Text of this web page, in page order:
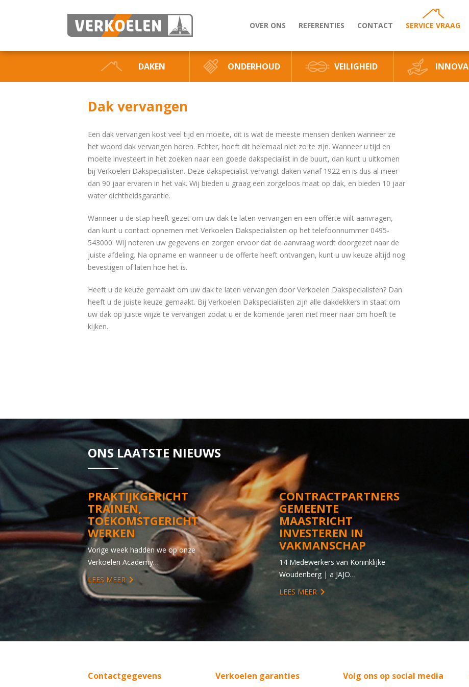
OVER ONS REFERENTIES CONTACT SERVICE VRAAG
DAKEN ONDERHOUD VEILIGHEID
Dak vervangen
Een dak vervangen kost veel tijd en moeite, dit is wat de meeste mensen denken wanneer ze
het woord dak vervangen horen. Echter, hoeft dit helemaal niet zo te zijn. Wanneer u tijd en
moeite investeert in het zoeken naar een goede dakspecialist in de buurt, dan kunt u uitkomen
bij Verkoelen Dakspecialisten. Deze dakspecialist vervangt daken vanaf 1922 en is dus al meer
dan 90 jaar ervaren in het vak. Wij bieden u graag een zorgeloos maat op dak, en bieden 10 jaar
water dichtheidsgarantie.
Wanneer u de stap heeft gezet om uw dak te laten vervangen en een offerte wilt aanvragen,
dan kunt u contact opnemen met Verkoelen Dakspecialisten op het telefoonnummer 0495-
543000. Wij noteren uw gegevens en zorgen ervoor dat de aanvraag wordt doorgezet naar de
juiste afdeling. Na opname en wanneer u de offerte heeft ontvangen, kunt u uw keuze altijd nog
bevestigen of laten hoe het is.
Heeft u de keuze gemaakt om uw dak te laten vervangen door Verkoelen Dakspecialisten? Dan
heeft u de juiste keuze gemaakt. Bij Verkoelen Dakspecialisten zijn alle dakdekkers in staat om
uw dak op juiste wijze te vervangen zodat u er de komende jaren niet meer naar om hoeft te
kijken.
ONS LAATSTE NIEUWS
PRAKTIJKGERICHT
TRAINEN,
TOEKOMSTGERICHT
WERKEN
Vorige week hadden we op onze
Verkoelen Academy…
LEES MEER
CONTRACTPARTNERS
GEMEENTE
MAASTRICHT
INVESTEREN IN
VAKMANSCHAP
14 Medewerkers van Koninklijke
Woudenberg | a JAJO…
LEES MEER
Contactgegevens Verkoelen garanties Volg ons op social media